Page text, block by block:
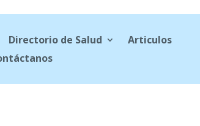
Directorio de Salud
Articulos